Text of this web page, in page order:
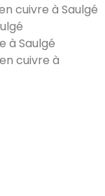
cuivre à Saulgé
à Saulgé
cuivre à